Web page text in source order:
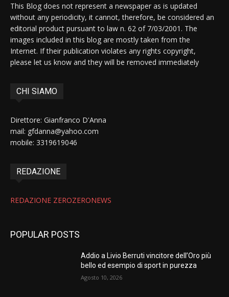
This Blog does not represent a newspaper as is updated
without any periodicity, it cannot, therefore, be considered an
editorial product pursuant to law n. 62 of 7/03/2001. The
images included in this blog are mostly taken from the
Internet. If their publication violates any rights copyright,
please let us know and they will be removed immediately
CHI SIAMO
Direttore: Gianfranco D'Anna
mail: gfdanna@yahoo.com
mobile: 3319619046
REDAZIONE
REDAZIONE ZEROZERONEWS
POPULAR POSTS
Addio a Livio Berruti vincitore dell’Oro più
bello ed esempio di sport in purezza
Agosto 10, 2026